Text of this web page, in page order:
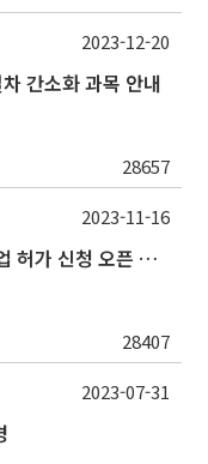
간소화 과목 안내
28657
2023-12-20
학생정보시스템 내 유학생 시간제취업 허가 신청 오픈 안내
28407
2023-11-16
2023-07-31